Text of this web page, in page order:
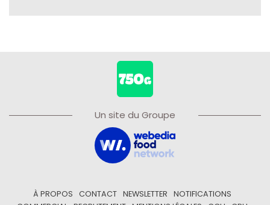
Un site du Groupe
À PROPOS CONTACT NEWSLETTER
NOTIFICATIONS